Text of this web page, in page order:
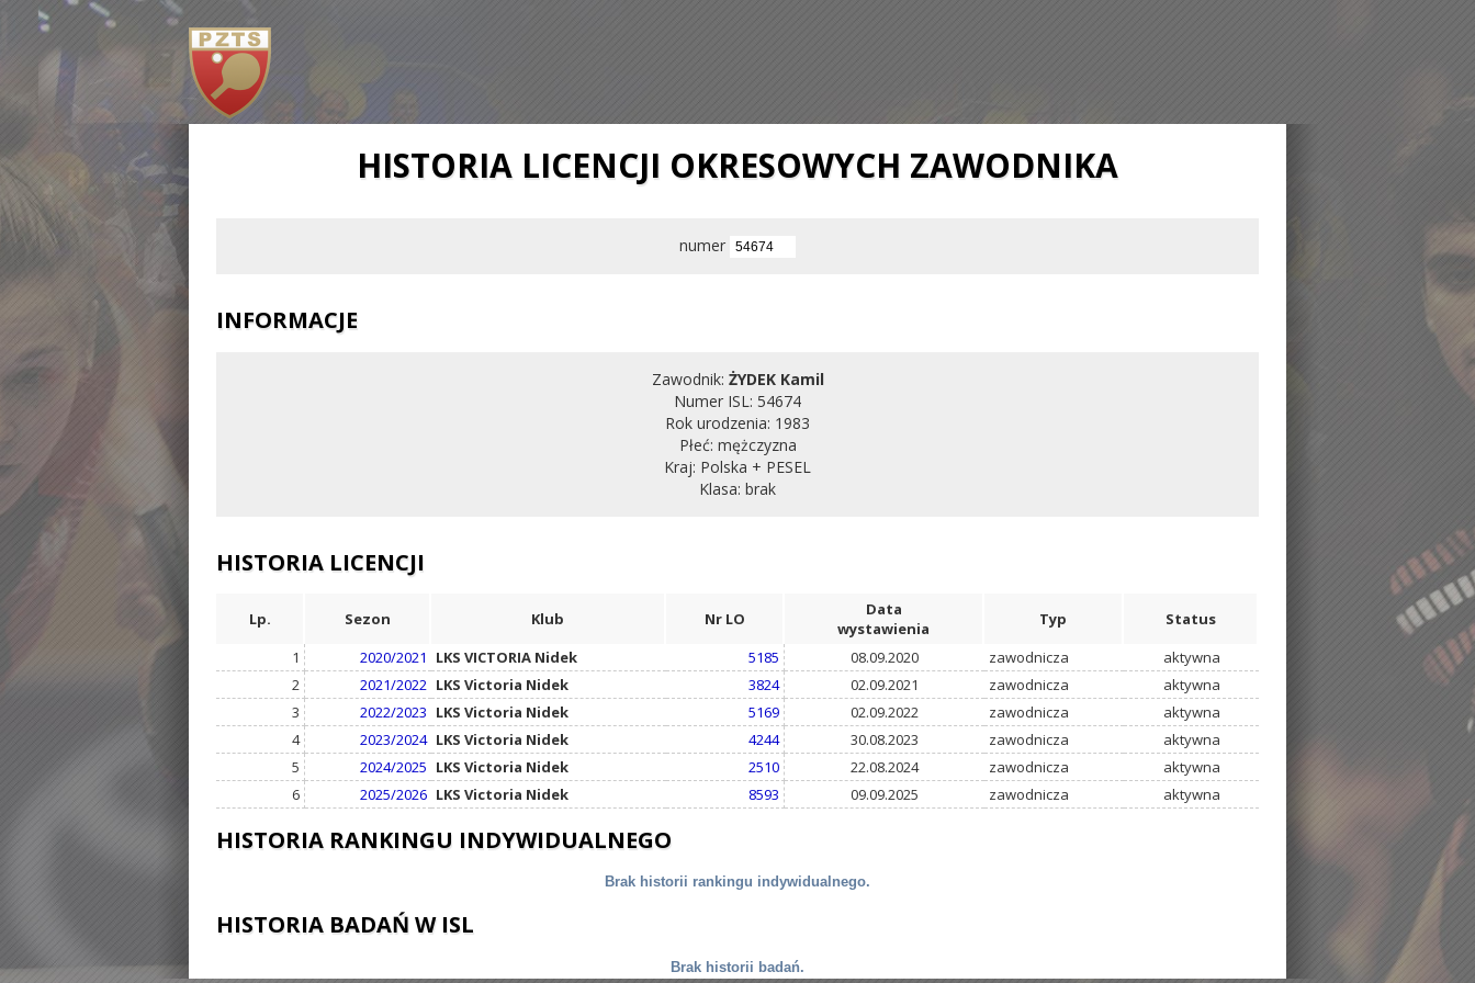
HISTORIA LICENCJI OKRESOWYCH ZAWODNIKA
numer
INFORMACJE
Zawodnik: ŻYDEK Kamil
Numer ISL: 54674
Rok urodzenia: 1983
Płeć: mężczyzna
Kraj: Polska + PESEL
Klasa: brak
HISTORIA LICENCJI
Lp. Sezon Klub Nr LO
Data
wystawienia
Typ
Status
1
2020/2021 LKS VICTORIA Nidek 5185 08.09.2020 zawodnicza
aktywna
2
2021/2022 LKS Victoria Nidek 3824 02.09.2021 zawodnicza
aktywna
3
2022/2023 LKS Victoria Nidek 5169 02.09.2022 zawodnicza
aktywna
4
2023/2024 LKS Victoria Nidek 4244 30.08.2023 zawodnicza
aktywna
5
2024/2025 LKS Victoria Nidek 2510 22.08.2024 zawodnicza
aktywna
6
2025/2026 LKS Victoria Nidek 8593 09.09.2025 zawodnicza aktywna
HISTORIA RANKINGU INDYWIDUALNEGO
Brak historii rankingu indywidualnego.
HISTORIA BADAŃ W ISL
Brak historii badań.